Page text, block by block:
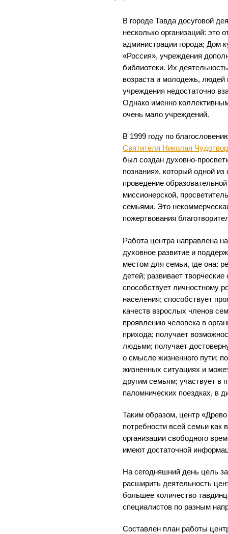
В городе Тавда досуговой
несколько организаций: это
администрации города; Дом
«Россия», учреждения
библиотеки. Их
возраста и молодежь, людей
учреждения недостаточно
Однако именно
очень мало учреждений.
В 1999 году по
Святителя Николая
был создан духовно-
познания», который одной
проведение
миссионерской,
семьями. Это
пожертвования
Работа центра направлена
духовное развитие и
местом для семьи, где она:
детей; развивает
способствует личностному
населения; способствует
качеств взрослых членов
проявлению человека в
прихода; получает
людьми; получает
о смысле жизненного пути;
жизненных ситуациях и
другим семьям; участвует в
паломнических поездках, в
Таким образом, центр
потребности всей семьи как
организации свободного
имеют достаточной
На сегодняшний день цель
расширить деятельность
большее количество
специалистов по разным
Составлен план работы